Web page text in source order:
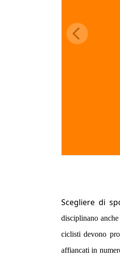
Scegliere di
disciplinano
ciclisti devono
affiancati in